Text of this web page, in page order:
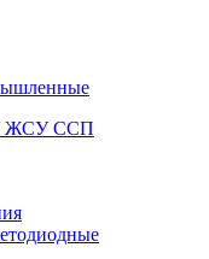
ЖСУ ССП